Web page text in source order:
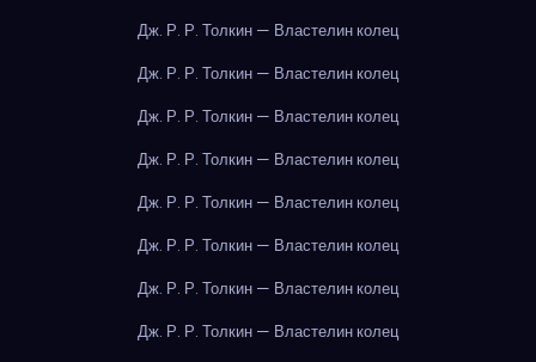
Дж. Р. Р. Толкин — Властелин колец
Дж. Р. Р. Толкин — Властелин колец
Дж. Р. Р. Толкин — Властелин колец
Дж. Р. Р. Толкин — Властелин колец
Дж. Р. Р. Толкин — Властелин колец
Дж. Р. Р. Толкин — Властелин колец
Дж. Р. Р. Толкин — Властелин колец
Дж. Р. Р. Толкин — Властелин колец